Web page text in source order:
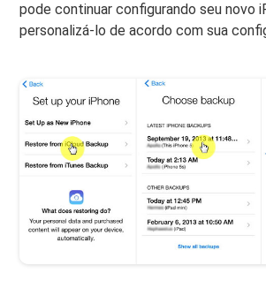
pode continuar configurando seu novo
personalizá-lo de acordo com sua